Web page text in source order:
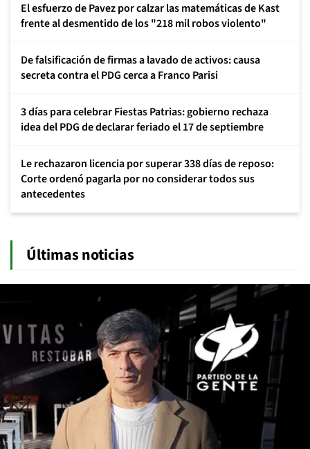
El esfuerzo de Pavez por calzar las matemáticas de Kast
frente al desmentido de los "218 mil robos violento"
De falsificación de firmas a lavado de activos: causa
secreta contra el PDG cerca a Franco Parisi
3 días para celebrar Fiestas Patrias: gobierno rechaza
idea del PDG de declarar feriado el 17 de septiembre
Le rechazaron licencia por superar 338 días de reposo:
Corte ordenó pagarla por no considerar todos sus
antecedentes
Últimas noticias